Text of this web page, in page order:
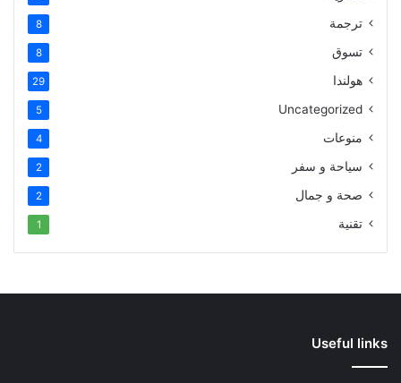
ترجمة 8
تسوق 8
هولندا 29
Uncategorized
5
منوعات 4
سياحة و سفر 2
صحة و جمال 2
تقنية 1
Useful links